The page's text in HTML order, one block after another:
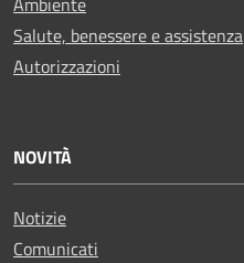
Salute, benessere e assistenza
Autorizzazioni
NOVITÀ
Notizie
Comunicati